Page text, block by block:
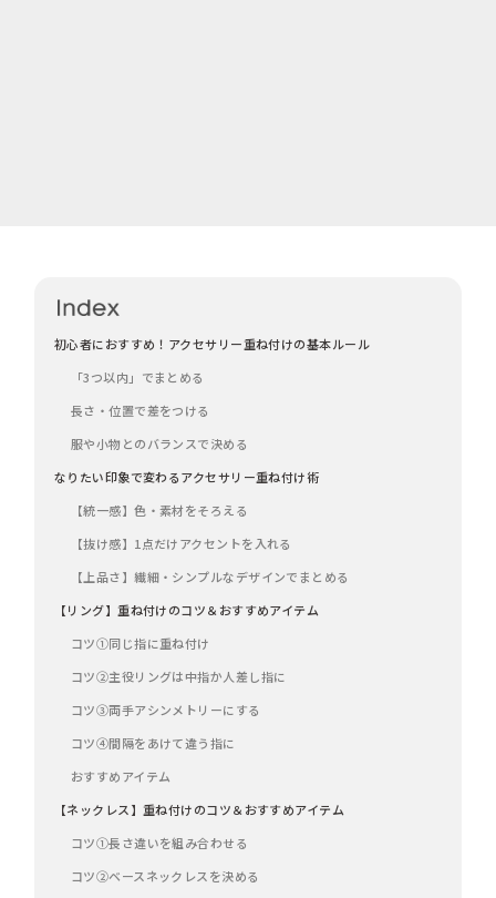
初心者におすすめ！アクセサリー重ね付けの基本ルール
「3つ以内」でまとめる
長さ・位置で差をつける
服や小物とのバランスで決める
なりたい印象で変わるアクセサリー重ね付け術
【統一感】色・素材をそろえる
【抜け感】1点だけアクセントを入れる
【上品さ】繊細・シンプルなデザインでまとめる
【リング】重ね付けのコツ＆おすすめアイテム
コツ①同じ指に重ね付け
コツ②主役リングは中指か人差し指に
コツ③両手アシンメトリーにする
コツ④間隔をあけて違う指に
おすすめアイテム
【ネックレス】重ね付けのコツ＆おすすめアイテム
コツ①長さ違いを組み合わせる
コツ②ベースネックレスを決める